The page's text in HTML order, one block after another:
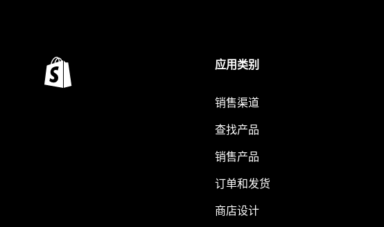
应用类别
销售渠道
查找产品
销售产品
订单和发货
商店设计